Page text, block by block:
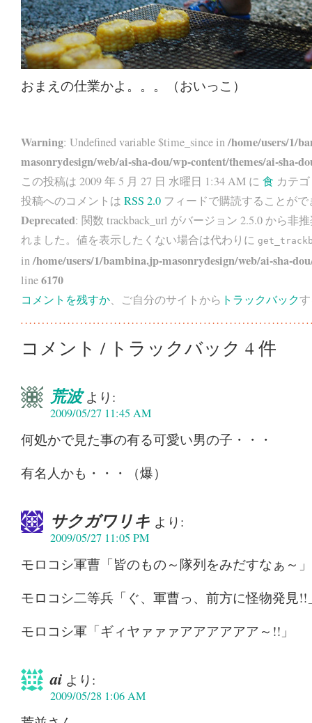
おまえの仕業かよ。。。（おいっこ）
Warning: Undefined variable $time_since in/home/users/1/
masonrydesign/web/ai-sha-dou/wp-content/themes/ai-sha-
この投稿は 2009 年 5 月 27 日 水曜日 1:34 AM に 食 カテ
投稿へのコメントは RSS 2.0 フィードで購読することが
Deprecated: 関数 trackback_url がバージョン 2.5.0 から非
れました。値を表示したくない場合は代わりに
in/home/users/1/bambina.jp-masonrydesign/web/ai-sha-
line6170
コメントを残すか、ご自分のサイトから トラックバック
コメント / トラックバック 4 件
荒波 より:
2009/05/27 11:45 AM
何処かで見た事の有る可愛い男の子・・・
有名人かも・・・（爆）
サクガワリキ より:
2009/05/27 11:05 PM
モロコシ軍曹「皆のもの～隊列をみだすなぁ～」
モロコシ二等兵「ぐ、軍曹っ、前方に怪物発見!!
モロコシ軍「ギィヤァァァアアアアアア～!!」
ai より:
2009/05/28 1:06 AM